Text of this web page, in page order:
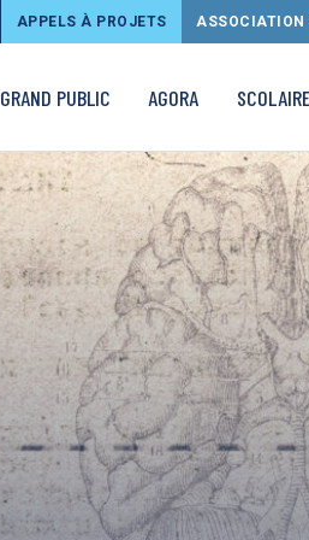
APPELS À PROJETS ASSOCIATION
GRAND PUBLIC AGORA SCOLAIRE